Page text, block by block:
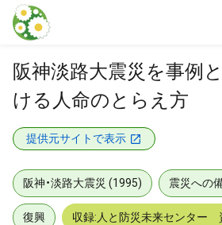
本文に飛ぶ
阪神淡路大震災を事例
ける人命のとらえ方
提供元サイトで表示
阪神・淡路大震災 (1995) 震災への
復興 収録:人と防災未来センター